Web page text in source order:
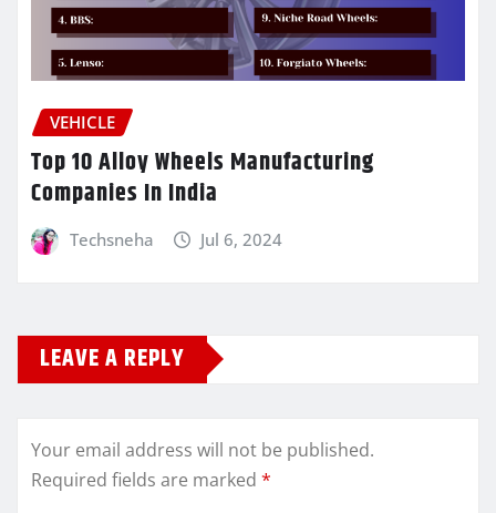
VEHICLE
Top 10 Alloy Wheels Manufacturing
Companies In India
Techsneha Jul 6, 2024
LEAVE A REPLY
Your email address will not be published.
Required fields are marked *